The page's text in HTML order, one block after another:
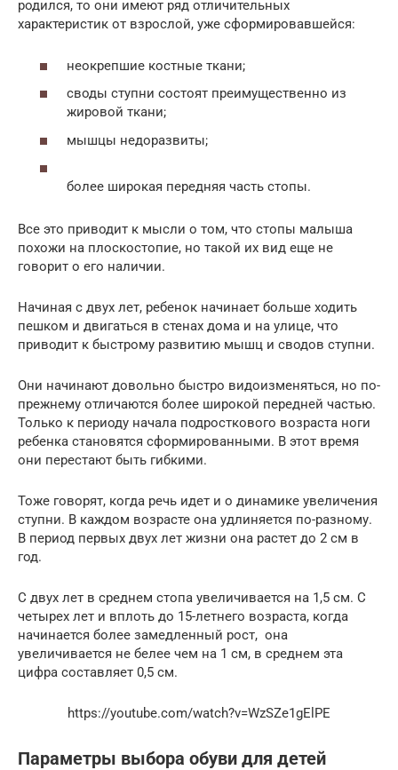
родился, то они имеют ряд отличительных
характеристик от взрослой, уже сформировавшейся:
неокрепшие костные ткани;
своды ступни состоят преимущественно из
жировой ткани;
мышцы недоразвиты;
более широкая передняя часть стопы.
Все это приводит к мысли о том, что стопы малыша
похожи на плоскостопие, но такой их вид еще не
говорит о его наличии.
Начиная с двух лет, ребенок начинает больше ходить
пешком и двигаться в стенах дома и на улице, что
приводит к быстрому развитию мышц и сводов ступни.
Они начинают довольно быстро видоизменяться, но по-
прежнему отличаются более широкой передней частью.
Только к периоду начала подросткового возраста ноги
ребенка становятся сформированными. В этот время
они перестают быть гибкими.
Тоже говорят, когда речь идет и о динамике увеличения
ступни. В каждом возрасте она удлиняется по-разному.
В период первых двух лет жизни она растет до 2 см в
год.
С двух лет в среднем стопа увеличивается на 1,5 см. С
четырех лет и вплоть до 15-летнего возраста, когда
начинается более замедленный рост, она
увеличивается не белее чем на 1 см, в среднем эта
цифра составляет 0,5 см.
https://youtube.com/watch?v=WzSZe1gElPE
Параметры выбора обуви для детей